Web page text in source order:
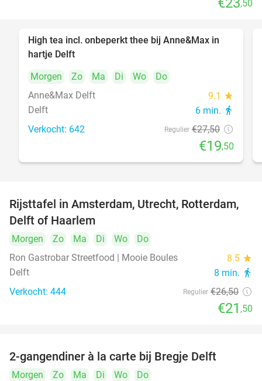
,50
29%
High tea incl. onbeperkt thee bij Anne&Max in
hartje Delft
Morgen
Zo Ma Di Wo
Do
Anne&Max Delft
9.1 star
Delft 6 min. directions_walk
Verkocht: 642 Regulier €27,50
€19,50
19%
Rijsttafel in Amsterdam, Utrecht, Rotterdam,
Delft of Haarlem
Morgen Zo Ma Di Wo
Do
Ron Gastrobar Streetfood | Mooie Boules
8.5 star
Delft 8 min. directions_walk
Verkocht: 444 Regulier €26,50
€21 ,50
2-gangendiner à la carte bij Bregje Delft
Morgen Zo Ma Di Wo
Do